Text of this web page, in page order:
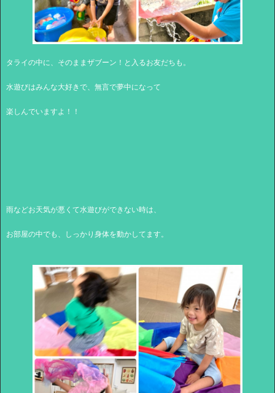
タライの中に、そのままザブーン！と入るお友だちも。
水遊びはみんな大好きで、無言で夢中になって
楽しんでいますよ！！
雨などお天気が悪くて水遊びができない時は、
お部屋の中でも、しっかり身体を動かしてます。